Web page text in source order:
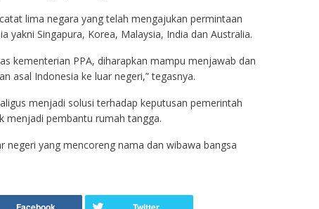
lima negara yang telah mengajukan permintaan
yakni Singapura, Korea, Malaysia, India dan Australia.
kementerian PPA, diharapkan mampu menjawab dan
asal Indonesia ke luar negeri,” tegasnya.
menjadi solusi terhadap keputusan pemerintah
menjadi pembantu rumah tangga.
negeri yang mencoreng nama dan wibawa bangsa